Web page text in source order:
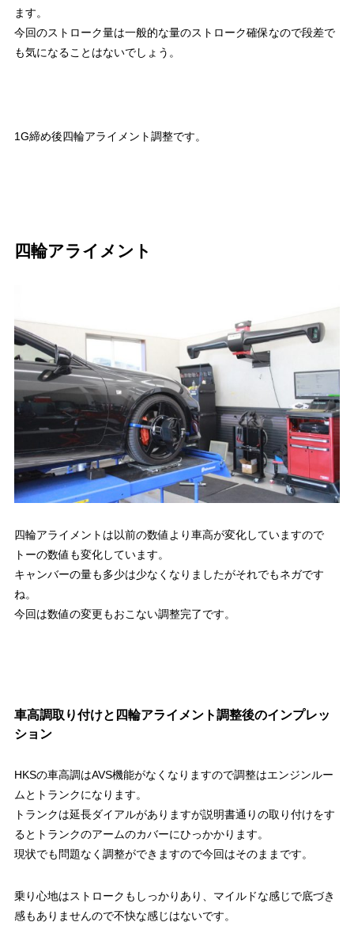
ます。
今回のストローク量は一般的な量のストローク確保なので段差で
も気になることはないでしょう。
1G締め後四輪アライメント調整です。
四輪アライメント
四輪アライメントは以前の数値より車高が変化していますので
トーの数値も変化しています。
キャンバーの量も多少は少なくなりましたがそれでもネガです
ね。
今回は数値の変更もおこない調整完了です。
車高調取り付けと四輪アライメント調整後のインプレッ
ション
HKSの車高調はAVS機能がなくなりますので調整はエンジンルー
ムとトランクになります。
トランクは延長ダイアルがありますが説明書通りの取り付けをす
るとトランクのアームのカバーにひっかかります。
現状でも問題なく調整ができますので今回はそのままです。
乗り心地はストロークもしっかりあり、マイルドな感じで底づき
感もありませんので不快な感じはないです。